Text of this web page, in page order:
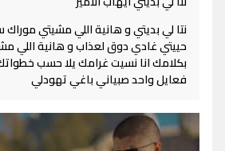
نتا لي بديتي و هانية اللي مشيتي موراك
حييتي غادي دوق لعذاب و هانية اللي
بكلامك انا نسيت غرامك يلا حسب
فعايل واحد صبياني باغي تهودلي